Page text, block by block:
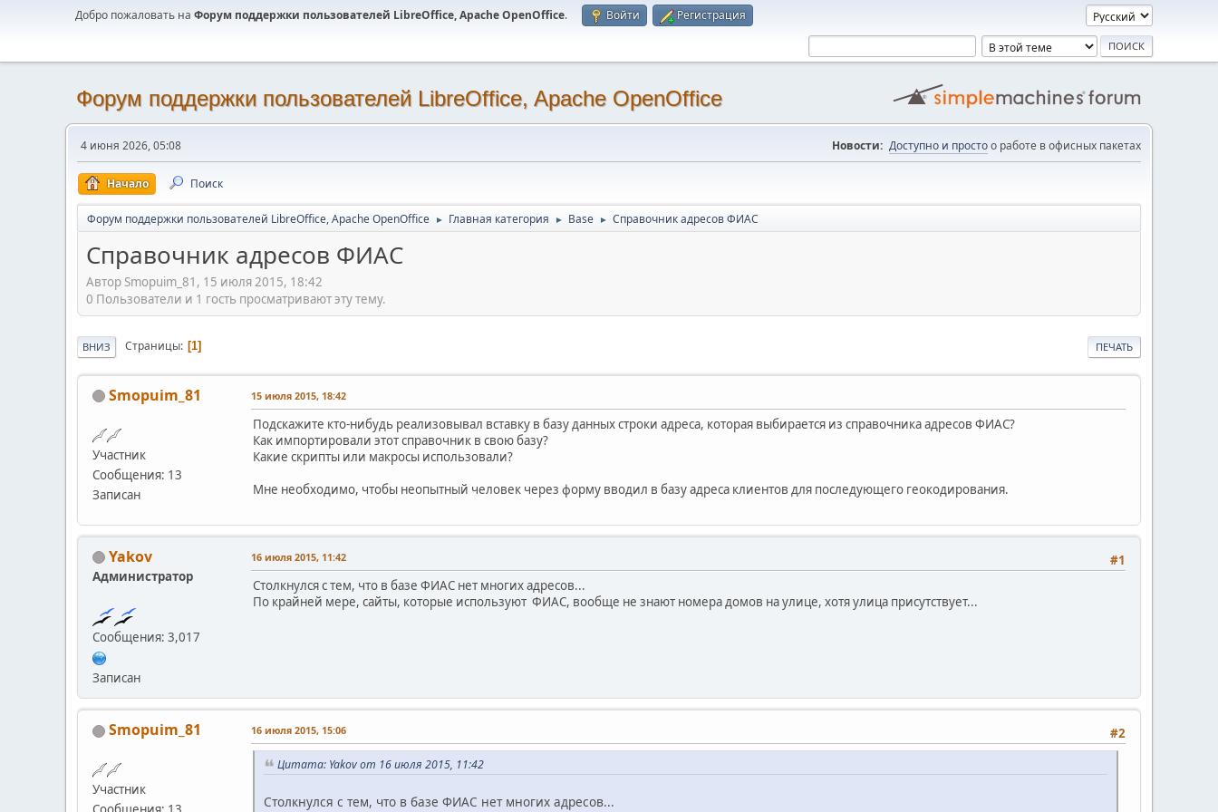
Добро пожаловать на Форум поддержки пользователей LibreOffice, Apache OpenOffice. Войти Регистрация
Форум поддержки пользователей LibreOffice, Apache OpenOffice
4 июня 2026, 05:08 Новости: Доступно и простоо работе в офисных пакетах
Начало Поиск
Форум поддержки пользователей LibreOffice, Apache OpenOffice ► Главная категория ► Base ► Справочник адресов ФИАС
Справочник адресов ФИАС
Автор Smopuim_81, 15 июля 2015, 18:42
0 Пользователи и 1 гость просматривают эту тему.
ПЕЧАТЬ
ВНИЗ Страницы 1
Smopuim_81
Участник
Сообщения: 13
Записан
15 июля 2015, 18:42
Подскажите кто-нибудь реализовывал вставку в базу данных строки адреса, которая выбирается из справочника адресов ФИАС?
Как импортировали этот справочник в свою базу?
Какие скрипты или макросы использовали?
Мне необходимо, чтобы неопытный человек через форму вводил в базу адреса клиентов для последующего геокодирования.
Yakov
Администратор
Сообщения: 3,017
Записан
#1
16 июля 2015, 11:42
Столкнулся с тем, что в базе ФИАС нет многих адресов...
По крайней мере, сайты, которые используют ФИАС, вообще не знают номера домов на улице, хотя улица присутствует...
Smopuim_81
Участник
#2
16 июля 2015, 15:06
Цитата: Yakov от 16 июля 2015, 11:42
Столкнулся с тем, что в базе ФИАС нет многих адресов...